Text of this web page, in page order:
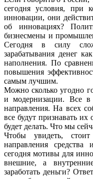
сегодня условия, при
инновации, они
об инновациях?
бизнесмены и
Сегодня в силу
зарабатывания денег
наполнения. По
повышения
самым лучшим.
Можно сколько угодно
и модернизации. Все в
направления. На всех
все будут признавать
будет делать. Что мы
Чтобы увидеть,
направления
сегодня мотивы для
внешние, а
заработать деньги?